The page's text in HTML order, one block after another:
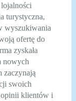
turystyczna,
wyszukiwania
ofertę do
zyskała
nowych
zaczynają
swoich
opinii klientów i